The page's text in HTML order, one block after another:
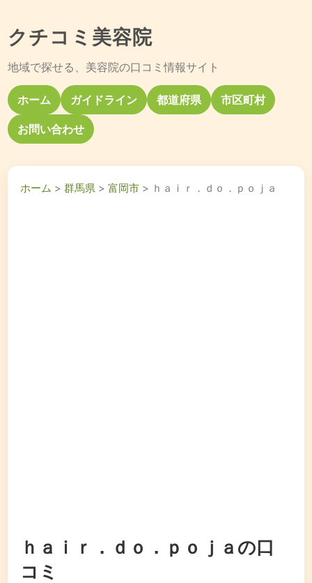
クチコミ美容院
地域で探せる、美容院の口コミ情報サイト
ホーム ガイドライン 都道府県 市区町村
お問い合わせ
ホーム >群馬県 >富岡市 > ｈａｉｒ．ｄｏ．ｐｏｊａ
ｈａｉｒ．ｄｏ．ｐｏｊａの口
コミ